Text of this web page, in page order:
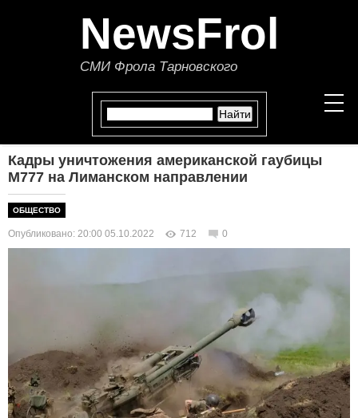
NewsFrol
СМИ Фрола Тарновского
НОВОСТИ
ПОЛИТИКА
ЭКОНОМИКА
ОБЩЕСТВО
КУЛЬТУРА
Кадры уничтожения американской гаубицы
М777 на Лиманском направлении
ОБЩЕСТВО
Опубликовано: 20:00 05.10.2022 712 0